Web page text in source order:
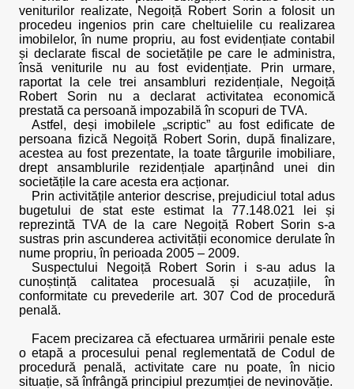
veniturilor realizate, Negoiță Robert Sorin a folosit un
procedeu ingenios prin care cheltuielile cu realizarea
imobilelor, în nume propriu, au fost evidențiate contabil
și declarate fiscal de societățile pe care le administra,
însă veniturile nu au fost evidențiate. Prin urmare,
raportat la cele trei ansambluri rezidențiale, Negoiță
Robert Sorin nu a declarat activitatea economică
prestată ca persoană impozabilă în scopuri de TVA.
Astfel, deși imobilele „scriptic” au fost edificate de
persoana fizică Negoiță Robert Sorin, după finalizare,
acestea au fost prezentate, la toate târgurile imobiliare,
drept ansamblurile rezidențiale aparținând unei din
societățile la care acesta era acționar.
Prin activitățile anterior descrise, prejudiciul total adus
bugetului de stat este estimat la 77.148.021 lei și
reprezintă TVA de la care Negoiță Robert Sorin s-a
sustras prin ascunderea activității economice derulate în
nume propriu, în perioada 2005 – 2009.
Suspectului Negoiță Robert Sorin i s-au adus la
cunoștință calitatea procesuală și acuzațiile, în
conformitate cu prevederile art. 307 Cod de procedură
penală.
Facem precizarea că efectuarea urmăririi penale este
o etapă a procesului penal reglementată de Codul de
procedură penală, activitate care nu poate, în nicio
situație, să înfrângă principiul prezumției de nevinovăție.